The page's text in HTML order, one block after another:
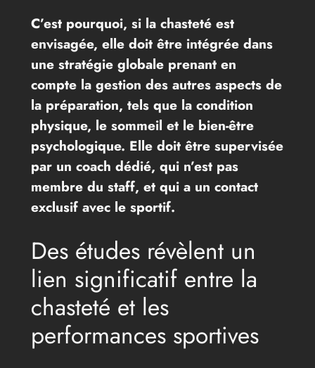
C’est pourquoi, si la chasteté est
envisagée, elle doit être intégrée dans
une stratégie globale prenant en
compte la gestion des autres aspects de
la préparation, tels que la condition
physique, le sommeil et le bien-être
psychologique. Elle doit être supervisée
par un coach dédié, qui n’est pas
membre du staff, et qui a un contact
exclusif avec le sportif.
Des études révèlent un
lien significatif entre la
chasteté et les
performances sportives